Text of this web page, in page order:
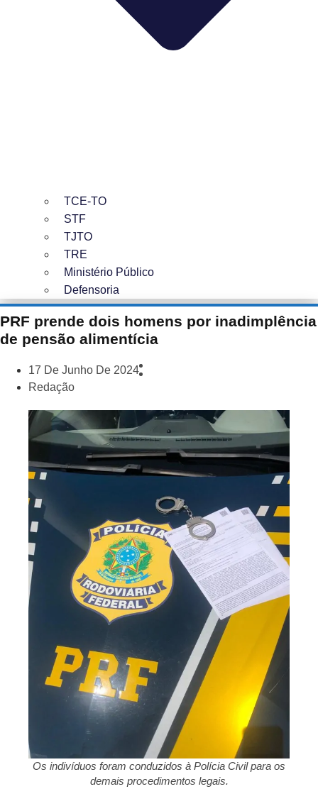
TCE-TO
STF
TJTO
TRE
Ministério Público
Defensoria
PRF prende dois homens por inadimplência
de pensão alimentícia
17 De Junho De 2024
Redação
Os indivíduos foram conduzidos à Polícia Civil para os
demais procedimentos legais.